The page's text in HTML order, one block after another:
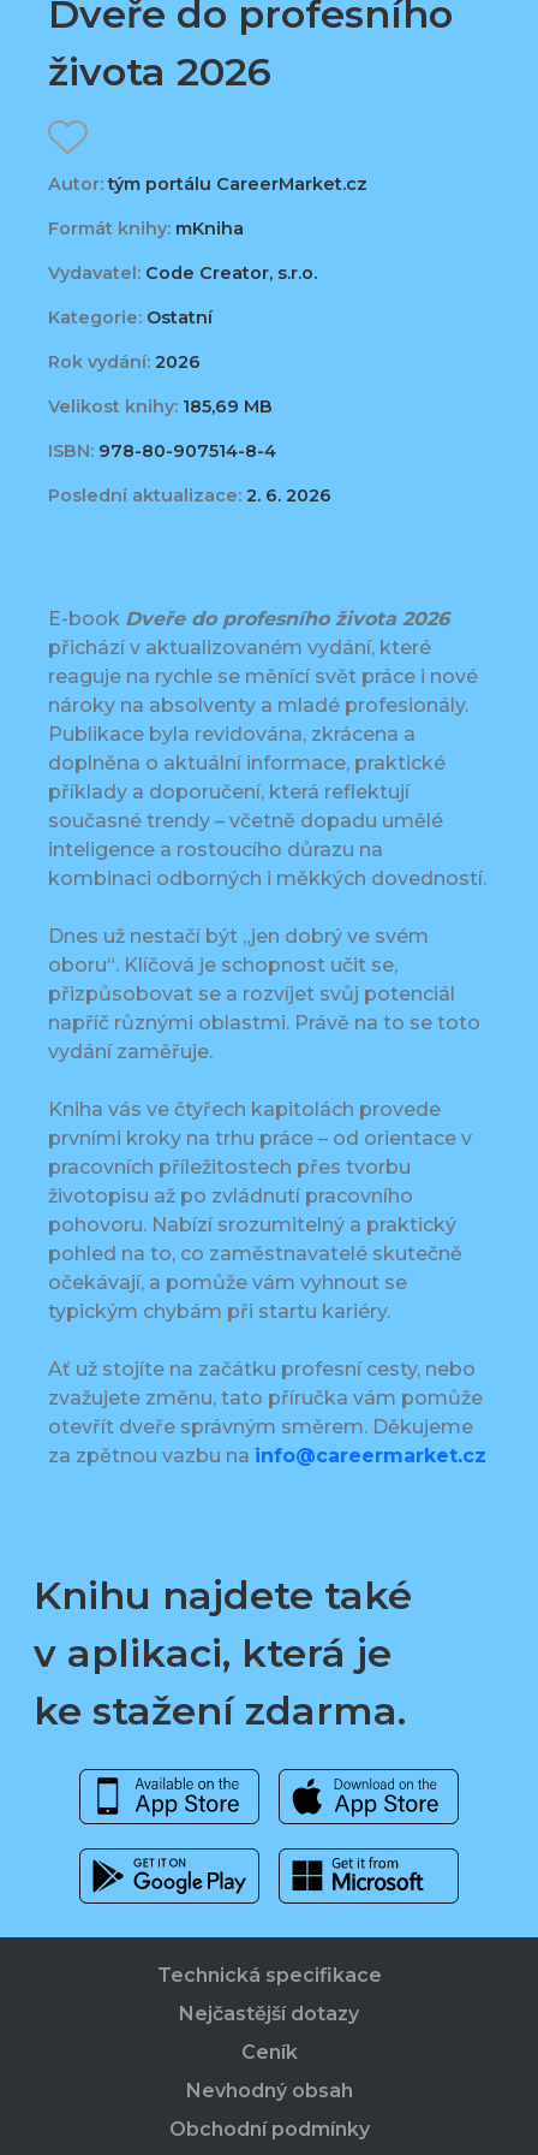
Dveře do profesního
života 2026
Autor:tým portálu CareerMarket.cz
Formát knihy: mKniha
Vydavatel: Code Creator, s.r.o.
Kategorie: Ostatní
Rok vydání: 2026
Velikost knihy: 185,69 MB
ISBN: 978-80-907514-8-4
Poslední aktualizace: 2. 6. 2026
E-book Dveře do profesního života 2026
přichází v aktualizovaném vydání, které
reaguje na rychle se měnící svět práce i nové
nároky na absolventy a mladé profesionály.
Publikace byla revidována, zkrácena a
doplněna o aktuální informace, praktické
příklady a doporučení, která reflektují
současné trendy – včetně dopadu umělé
inteligence a rostoucího důrazu na
kombinaci odborných i měkkých dovedností.
Dnes už nestačí být „jen dobrý ve svém
oboru“. Klíčová je schopnost učit se,
přizpůsobovat se a rozvíjet svůj potenciál
napříč různými oblastmi. Právě na to se toto
vydání zaměřuje.
Kniha vás ve čtyřech kapitolách provede
prvními kroky na trhu práce – od orientace v
pracovních příležitostech přes tvorbu
životopisu až po zvládnutí pracovního
pohovoru. Nabízí srozumitelný a praktický
pohled na to, co zaměstnavatelé skutečně
očekávají, a pomůže vám vyhnout se
typickým chybám při startu kariéry.
Ať už stojíte na začátku profesní cesty, nebo
zvažujete změnu, tato příručka vám pomůže
otevřít dveře správným směrem. Děkujeme
za zpětnou vazbu na info@careermarket.cz
Knihu najdete také
v aplikaci, která je
ke stažení zdarma.
Technická specifikace
Nejčastější dotazy
Ceník
Nevhodný obsah
Obchodní podmínky